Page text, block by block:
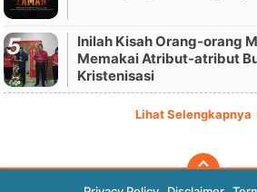
Inilah Kisah Orang-orang
Memakai Atribut-atribut
Kristenisasi
Lihat Selengkapnya